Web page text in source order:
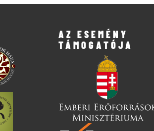
AZ ESEMÉNY
TÁMOGATÓJA